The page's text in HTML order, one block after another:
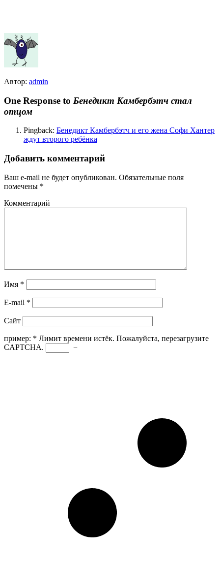
Автор: admin
One Response to Бенедикт Камбербэтч стал
отцом
Pingback: Бенедикт Камбербэтч и его жена Софи Хантер
ждут второго ребёнка
Добавить комментарий
Ваш e-mail не будет опубликован. Обязательные поля
помечены *
Комментарий
Имя *
E-mail *
Сайт
пример: * Лимит времени истёк. Пожалуйста, перезагрузите
CAPTCHA.
−